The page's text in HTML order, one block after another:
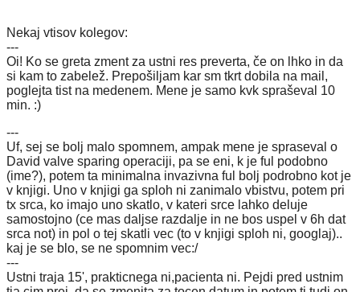
Nekaj vtisov kolegov:
---
Oi! Ko se greta zment za ustni res preverta, če on lhko in da
si kam to zabelež. Prepošiljam kar sm tkrt dobila na mail,
poglejta tist na medenem. Mene je samo kvk spraševal 10
min. :)
---
Uf, sej se bolj malo spomnem, ampak mene je spraseval o
David valve sparing operaciji, pa se eni, k je ful podobno
(ime?), potem ta minimalna invazivna ful bolj podrobno kot je
v knjigi. Uno v knjigi ga sploh ni zanimalo vbistvu, potem pri
tx srca, ko imajo uno skatlo, v kateri srce lahko deluje
samostojno (ce mas daljse razdalje in ne bos uspel v 6h dat
srca not) in pol o tej skatli vec (to v knjigi sploh ni, googlaj)..
kaj je se blo, se ne spomnim vec:/
---
Ustni traja 15', prakticnega ni,pacienta ni. Pejdi pred ustnim